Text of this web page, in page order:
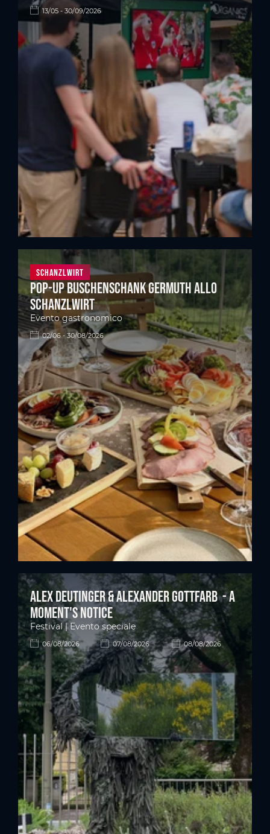
13/05 - 30/09/2026
Schanzlwirt
Pop-up Buschenschank Germuth allo
Schanzlwirt
Evento gastronomico
02/06 - 30/08/2026
Alex Deutinger & Alexander Gottfarb - A
moment's notice
Festival | Evento speciale
06/08/2026 07/08/2026 08/08/2026